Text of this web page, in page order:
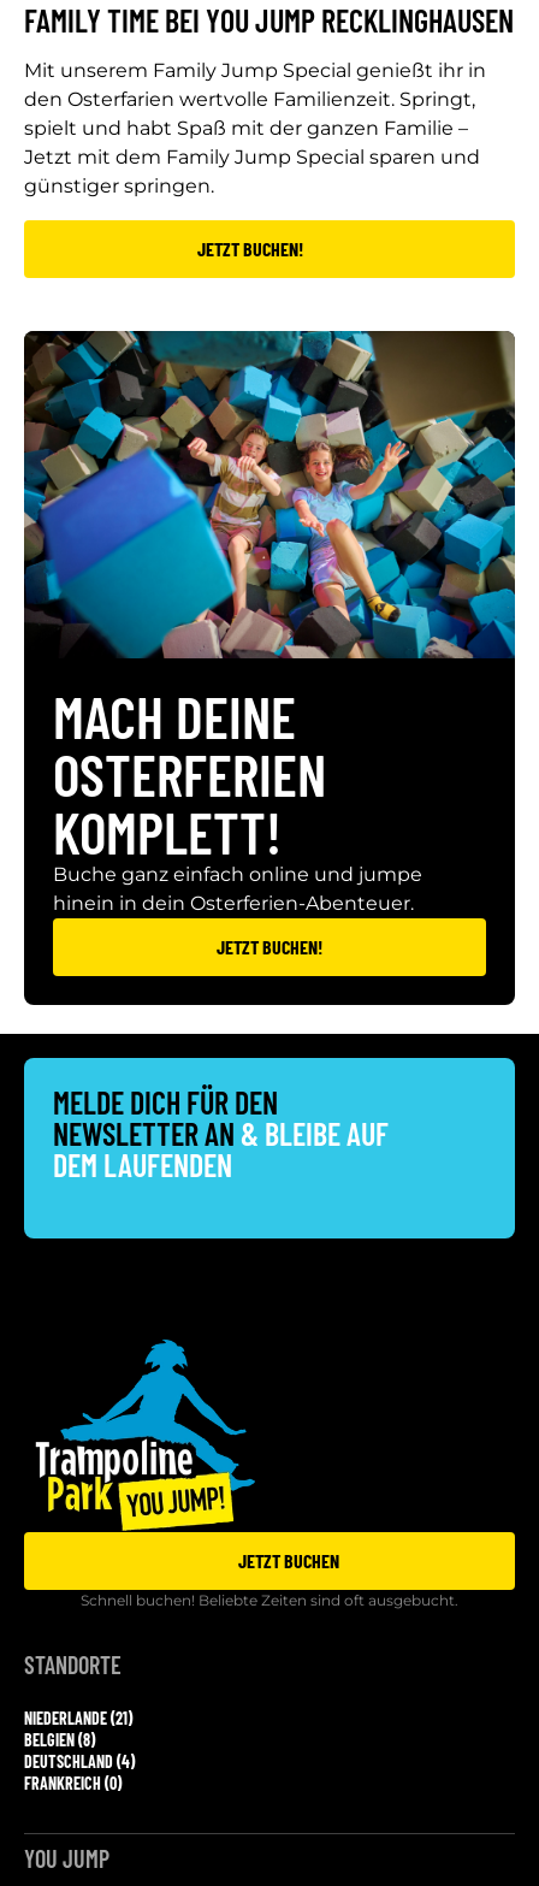
FAMILY TIME BEI YOU JUMP RECKLINGHAUSEN
Mit unserem Family Jump Special genießt ihr in
den Osterfarien wertvolle Familienzeit. Springt,
spielt und habt Spaß mit der ganzen Familie –
Jetzt mit dem Family Jump Special sparen und
günstiger springen.
JETZT BUCHEN!
MACH DEINE
OSTERFERIEN
KOMPLETT!
Buche ganz einfach online und jumpe
hinein in dein Osterferien-Abenteuer.
JETZT BUCHEN!
MELDE DICH FÜR DEN
NEWSLETTER AN& BLEIBE AUF
DEM LAUFENDEN
JETZT BUCHEN
Schnell buchen! Beliebte Zeiten sind oft ausgebucht.
STANDORTE
NIEDERLANDE (21)
BELGIEN (8)
DEUTSCHLAND (4)
FRANKREICH (0)
YOU JUMP